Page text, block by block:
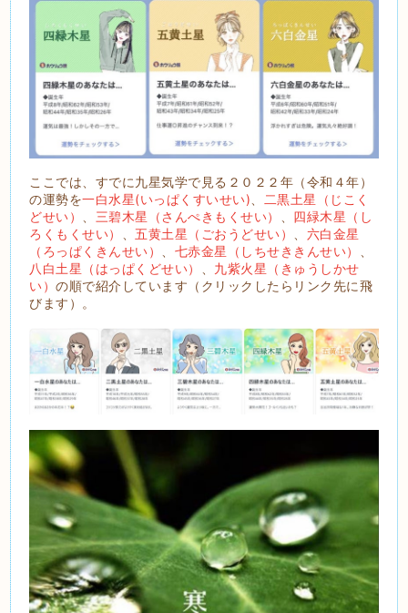
ここでは、すでに九星気学で見る２０２２年（令和４年）
の運勢を一白水星(いっぱくすいせい)
二黒土星（じこく
どせい）
三碧木星（さんぺきもくせい）
四緑木星（し
ろくもくせい）
、五黄土星（ごおうどせい）
六白金星
（ろっぱくきんせい）
七赤金星（しちせききんせい）
八白土星（はっぱくどせい）
九紫火星（きゅうしかせ
い）の順で紹介しています（クリックしたらリンク先に飛
びます）。